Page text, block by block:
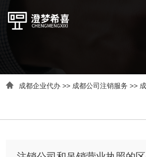
 成都企业代办 >> 成都公司注销服务 >>